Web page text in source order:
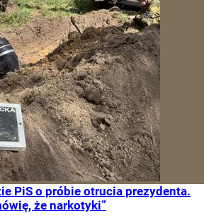
PiS o próbie otrucia prezydenta.
że narkotyki”